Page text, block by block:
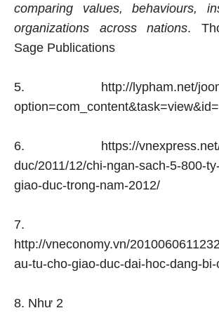
comparing values, behaviours,
organizations across nations.
Sage Publications
5. http://lypham.net/
6. https://vnexpress.net/gl/
duc/2011/12/chi-ngan-sach-5-800-
giao-duc-trong-nam-2012/
7.
http://vneconomy.vn/
au-tu-cho-giao-duc-dai-hoc-dang-
8. Như 2